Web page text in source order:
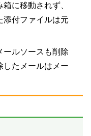
に移動されず、
添付ファイルは元
ールソースも削除
したメールはメー